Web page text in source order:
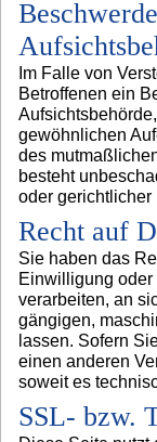
Im Falle von
Betroffenen ein
gewöhnlichen
des
besteht
oder gerichtlicher
Recht auf
Sie haben das
Einwilligung
verarbeiten, an
gängigen,
lassen. Sofern
einen anderen
soweit es
SSL- bzw.